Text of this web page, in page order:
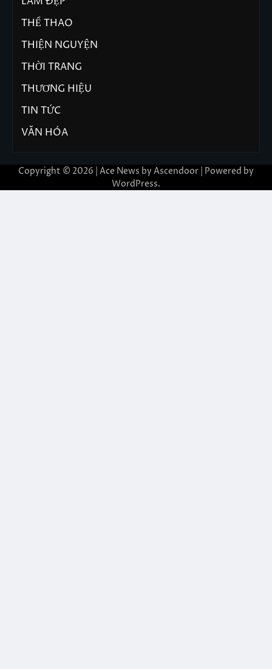
THỂ THAO
THIỆN NGUYỆN
THỜI TRANG
THƯƠNG HIỆU
TIN TỨC
VĂN HÓA
Copyright © 2026 | Ace News by Ascendoor | Powered by
WordPress.